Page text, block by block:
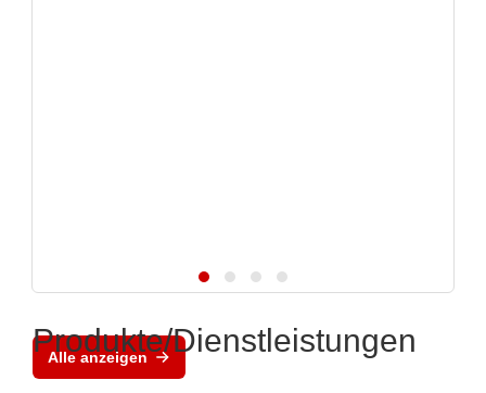
Alle anzeigen
Produkte/Dienstleistungen